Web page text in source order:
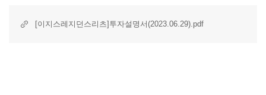
[이지스레지던스리츠]투자설명서(2023.06.29).pdf